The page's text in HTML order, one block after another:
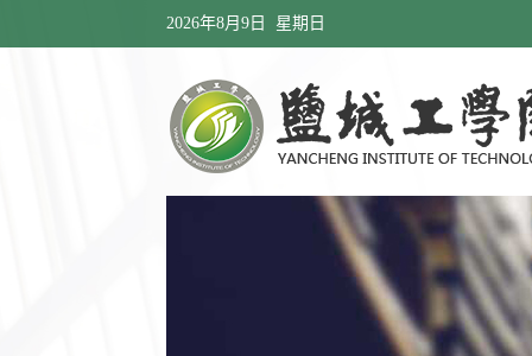
2026年8月9日 星期日